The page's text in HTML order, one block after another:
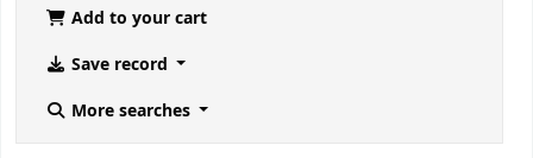
Add to your cart
Save record
More searches